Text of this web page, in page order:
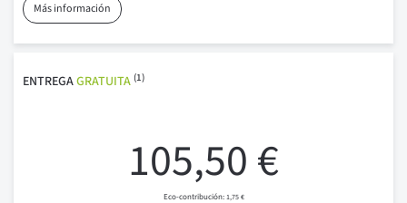
Más información
ENTREGAGRATUITA (1)
105,50 €
1,75 €